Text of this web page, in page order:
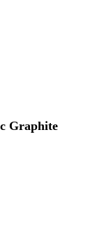
Graphite